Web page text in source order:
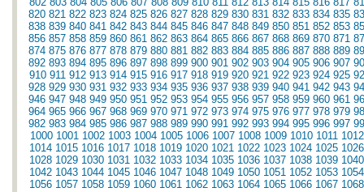
820 821 822 823 824 825 826 827 828 829 830 831 832 833 834 835
838 839 840 841 842 843 844 845 846 847 848 849 850 851 852 853
856 857 858 859 860 861 862 863 864 865 866 867 868 869 870 871
874 875 876 877 878 879 880 881 882 883 884 885 886 887 888 889
892 893 894 895 896 897 898 899 900 901 902 903 904 905 906 907
910 911 912 913 914 915 916 917 918 919 920 921 922 923 924 925
928 929 930 931 932 933 934 935 936 937 938 939 940 941 942 943
946 947 948 949 950 951 952 953 954 955 956 957 958 959 960 961
964 965 966 967 968 969 970 971 972 973 974 975 976 977 978 979
982 983 984 985 986 987 988 989 990 991 992 993 994 995 996 997
1000 1001 1002 1003 1004 1005 1006 1007 1008 1009 1010 1011 1012
1014 1015 1016 1017 1018 1019 1020 1021 1022 1023 1024 1025 1026
1028 1029 1030 1031 1032 1033 1034 1035 1036 1037 1038 1039 1040
1042 1043 1044 1045 1046 1047 1048 1049 1050 1051 1052 1053 1054
1056 1057 1058 1059 1060 1061 1062 1063 1064 1065 1066 1067 1068